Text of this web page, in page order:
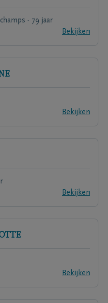
- 79 jaar
Bekijken
Bekijken
Bekijken
Bekijken